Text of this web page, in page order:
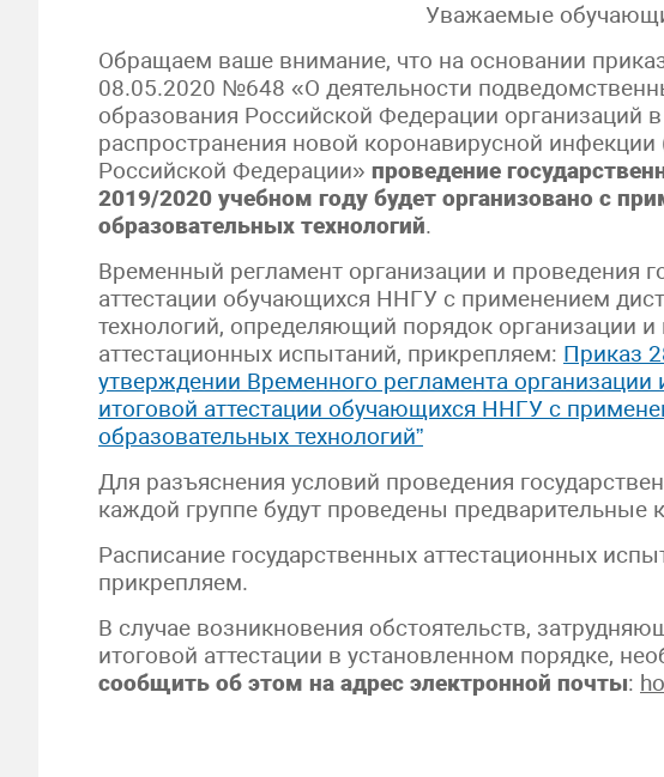
Уважаемые
Обращаем ваше внимание, что на основании
08.05.2020 №648 «О деятельности
образования Российской Федерации организаций
распространения новой коронавирусной инфекции
Российской Федерации» проведение
2019/2020 учебном году будет организовано с
образовательных технологий.
Временный регламент организации и проведения
аттестации обучающихся ННГУ с применением
технологий, определяющий порядок организации и
аттестационных испытаний, прикрепляем: Приказ
утверждении Временного регламента организации
итоговой аттестации обучающихся ННГУ с
образовательных технологий”
Для разъяснения условий проведения
каждой группе будут проведены предварительные
Расписание государственных аттестационных
прикрепляем.
В случае возникновения обстоятельств,
итоговой аттестации в установленном порядке,
сообщить об этом на адрес электронной почты: